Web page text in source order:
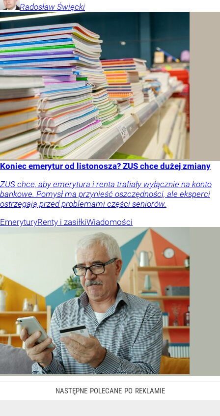
Radosław Święcki
Koniec emerytur od listonosza? ZUS chce dużej zmiany
ZUS chce, aby emerytura i renta trafiały wyłącznie na konto
bankowe. Pomysł ma przynieść oszczędności, ale eksperci
ostrzegają przed problemami części seniorów.
EmeryturyRenty i zasiłkiWiadomości